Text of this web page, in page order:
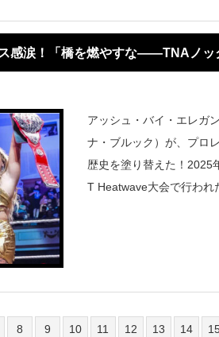
感涙！「橋を燃やすな――TNAノッ
アッシュ・バイ・エレガ
ナ・ブルック）が、プロ
歴史を塗り替えた！2025
T Heatwave大会で行われ
8 9 10 11 12 13 14